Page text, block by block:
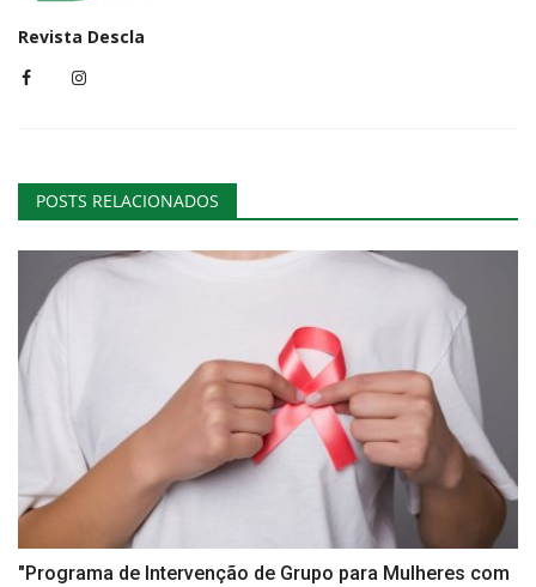
Revista Descla
POSTS RELACIONADOS
"Programa de Intervenção de Grupo para Mulheres com